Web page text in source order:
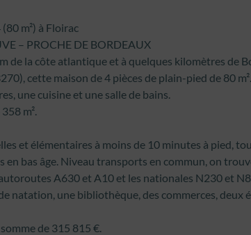
m²) à Floirac
– PROCHE DE BORDEAUX
de la côte atlantique et à quelques kilomètres de
cette maison de 4 pièces de plain-pied de 80
une cuisine et une salle de bains.
m².
et élémentaires à moins de 10 minutes à pied,
en bas âge. Niveau transports en commun, on
A630 et A10 et les nationales N230 et
natation, une bibliothèque, des commerces, deux
de 315 815 €.